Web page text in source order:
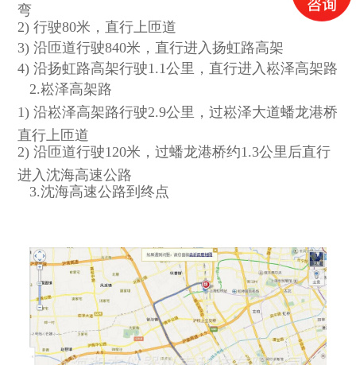
弯
2) 行驶80米，直行上匝道
3) 沿匝道行驶840米，直行进入扬虹路高架
4) 沿扬虹路高架行驶1.1公里，直行进入崧泽高架路
2.崧泽高架路
1) 沿崧泽高架路行驶2.9公里，过崧泽大道蟠龙港桥
直行上匝道
2) 沿匝道行驶120米，过蟠龙港桥约1.3公里后直行
进入沈海高速公路
3.沈海高速公路到终点